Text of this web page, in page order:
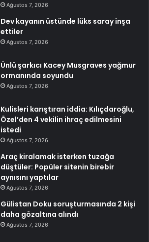
Ağustos 7, 2026
Dev kayanın üstünde lüks saray inşa
ettiler
Ağustos 7, 2026
Ünlü şarkıcı Kacey Musgraves yağmur
ormanında soyundu
Ağustos 7, 2026
Kulisleri karıştıran iddia: Kılıçdaroğlu,
Özel’den 4 vekilin ihraç edilmesini
istedi
Ağustos 7, 2026
Araç kiralamak isterken tuzağa
düştüler: Popüler sitenin birebir
aynısını yaptılar
Ağustos 7, 2026
Gülistan Doku soruşturmasında 2 kişi
daha gözaltına alındı
Ağustos 7, 2026